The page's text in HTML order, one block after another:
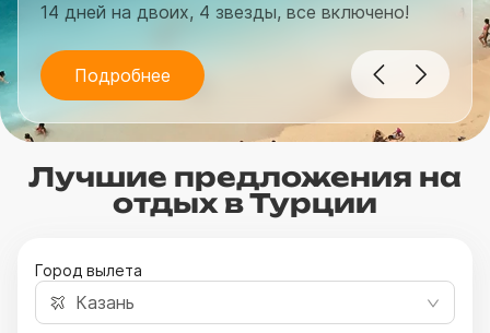
14 дней на двоих, 4 звезды, все включено!
Подробнее
Лучшие предложения на
отдых в Турции
Город вылета
Казань